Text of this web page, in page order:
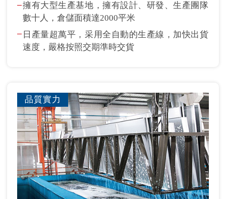
擁有大型生產基地，擁有設計、研發、生產團隊
數十人，倉儲面積達2000平米
日產量超萬平，采用全自動的生產線，加快出貨
速度，嚴格按照交期準時交貨
品質實力